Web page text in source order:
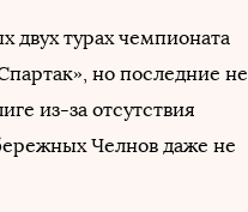
двух турах чемпионата
но последние не
из-за отсутствия
Челнов даже не